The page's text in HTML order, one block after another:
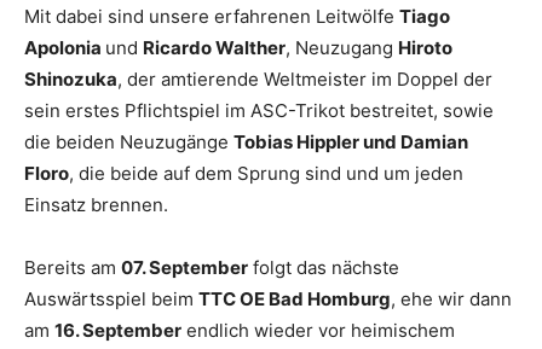
Mit dabei sind unsere erfahrenen Leitwölfe Tiago
Apolonia und Ricardo Walther, Neuzugang Hiroto
Shinozuka, der amtierende Weltmeister im Doppel der
sein erstes Pflichtspiel im ASC-Trikot bestreitet, sowie
die beiden Neuzugänge Tobias Hippler und Damian
Floro, die beide auf dem Sprung sind und um jeden
Einsatz brennen.
Bereits am 07. September folgt das nächste
Auswärtsspiel beim TTC OE Bad Homburg, ehe wir dann
am 16. September endlich wieder vor heimischem